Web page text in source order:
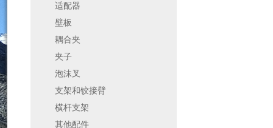
适配器
壁板
耦合夹
夹子
泡沫叉
支架和铰接臂
横杆支架
其他配件